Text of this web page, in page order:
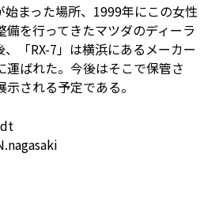
始まった場所、1999年にこの女性
備を行ってきたマツダのディーラ
「RX-7」は横浜にあるメーカー
運ばれた。今後はそこで保管さ
される予定である。